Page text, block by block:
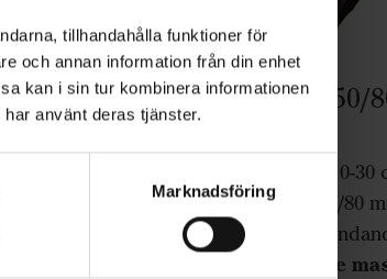
tillhandahålla funktioner för
och annan information från din enhet
kan i sin tur kombinera informationen
använt deras tjänster.
Marknadsföring
maskiner:
Marathon 50/
10-30
Spetsbredd: 50/80
Funktion:
Passar följande